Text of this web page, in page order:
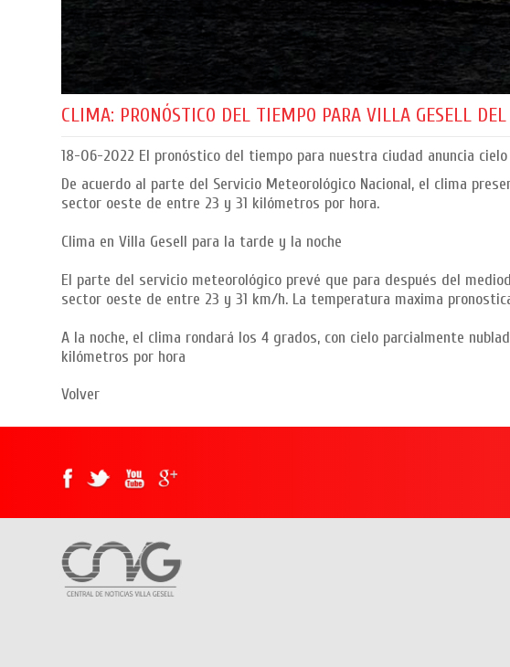
CLIMA: PRONÓSTICO DEL TIEMPO PARA VILLA GESELL
18-06-2022 El pronóstico del tiempo para nuestra ciudad anuncia
De acuerdo al parte del Servicio Meteorológico Nacional, el clima
sector oeste de entre 23 y 31 kilómetros por hora.
Clima en Villa Gesell para la tarde y la noche
El parte del servicio meteorológico prevé que para después del
sector oeste de entre 23 y 31 km/h. La temperatura maxima
A la noche, el clima rondará los 4 grados, con cielo parcialmente
kilómetros por hora
Volver